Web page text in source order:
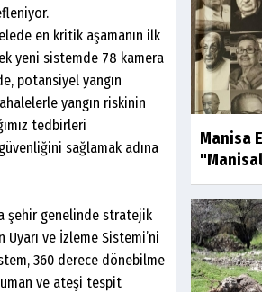
en kritik aşamanın ilk
yeni sistemde 78 kamera
potansiyel yangın
yangın riskinin
tedbirleri
sağlamak adına
şehir genelinde stratejik
ve İzleme Sistemi’ni
360 derece dönebilme
ve ateşi tespit
Manisa